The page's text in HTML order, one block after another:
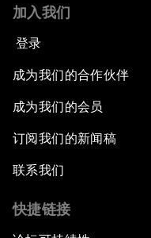
加入我们
登录
成为我们的合作伙伴
成为我们的会员
订阅我们的新闻稿
联系我们
快捷链接